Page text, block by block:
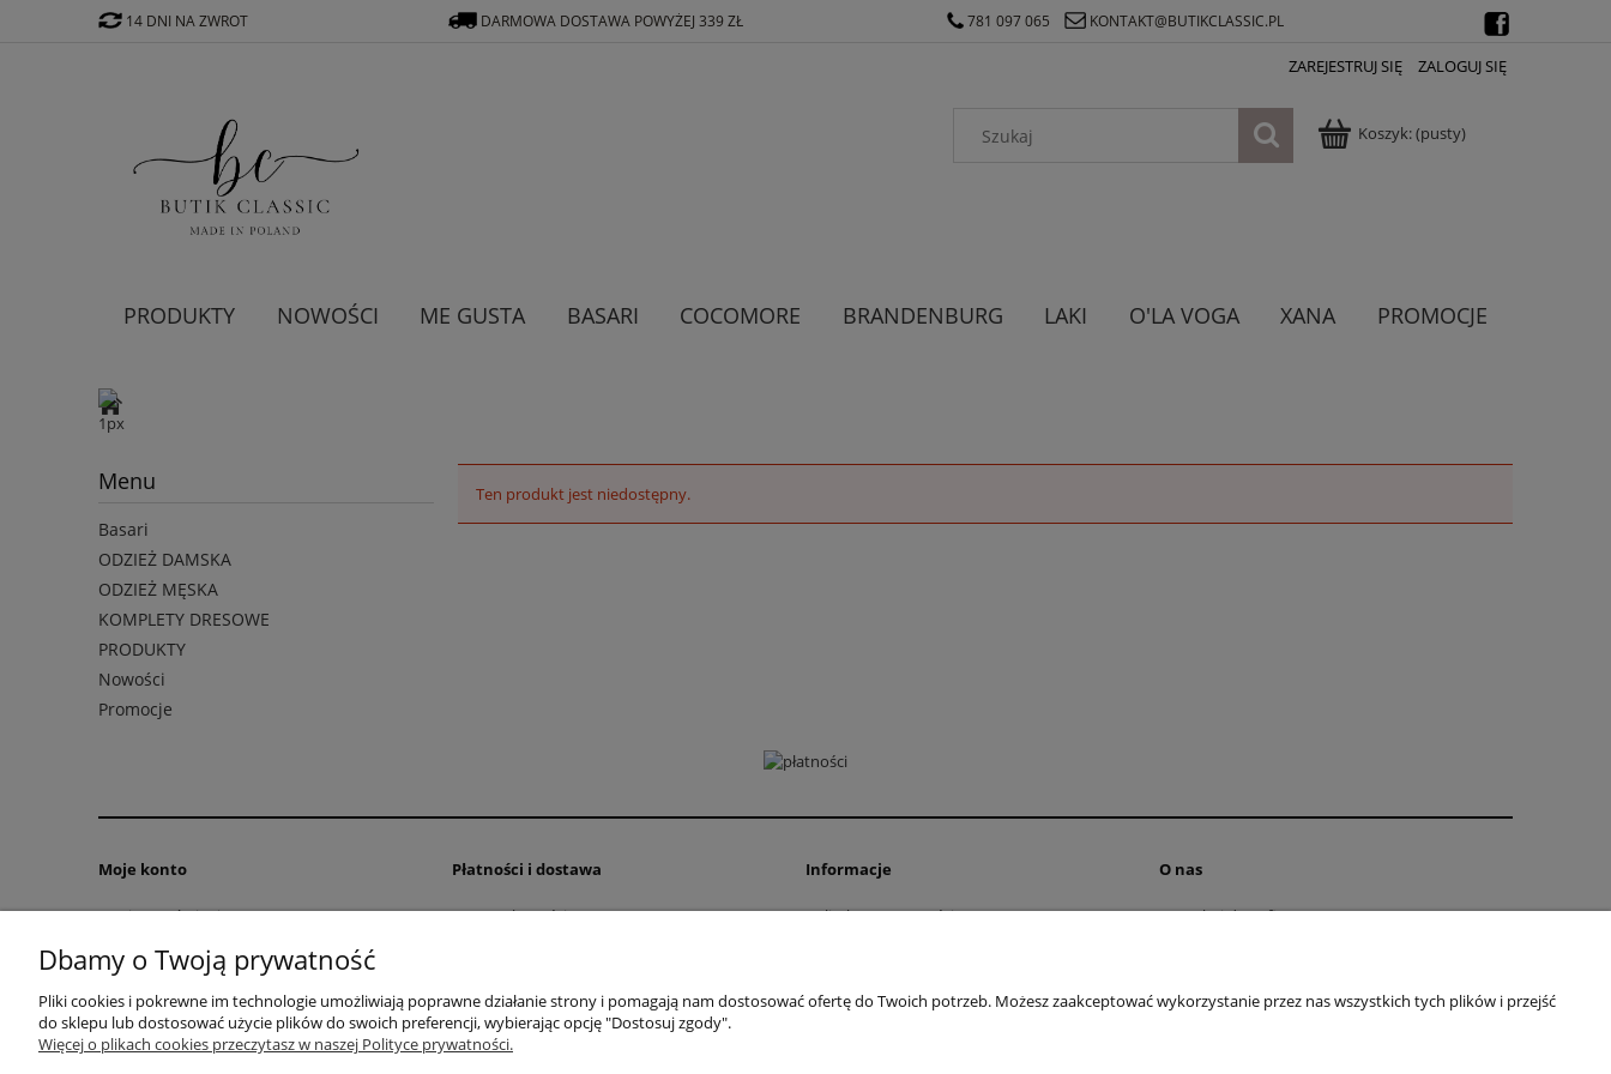
14 DNI NA ZWROT DARMOWA DOSTAWA POWYŻEJ 339 ZŁ 781 097 065 KONTAKT@BUTIKCLASSIC.PL
ZAREJESTRUJ SIĘ ZALOGUJ SIĘ
Koszyk:(pusty)
PRODUKTY NOWOŚCI ME GUSTA BASARI COCOMORE BRANDENBURG LAKI O'LA VOGA XANA PROMOCJE
Menu
Basari
ODZIEŻ DAMSKA
ODZIEŻ MĘSKA
KOMPLETY DRESOWE
PRODUKTY
Nowości
Promocje
Ten produkt jest niedostępny.
Moje konto
Twoje zamówienia
Ustawienia konta
Płatności i dostawa
Formy płatności
Informacje
Polityka prywatności
O nas
Kontakt i dane firmy
F.U.H. "VEGA" Magdalena Cichecka | ul. Przemysłowa 11, 42-262 Kolonia Borek | NIP: 5731439888 | Telefon:
Dbamy o Twoją prywatność
Pliki cookies i pokrewne im technologie umożliwiają poprawne działanie strony i pomagają nam dostosować ofertę do Twoich potrzeb. Możesz zaakceptować wykorzystanie przez nas wszystkich tych plików i przejść
do sklepu lub dostosować użycie plików do swoich preferencji, wybierając opcję "Dostosuj zgody".
Więcej o plikach cookies przeczytasz w naszej Polityce prywatności.